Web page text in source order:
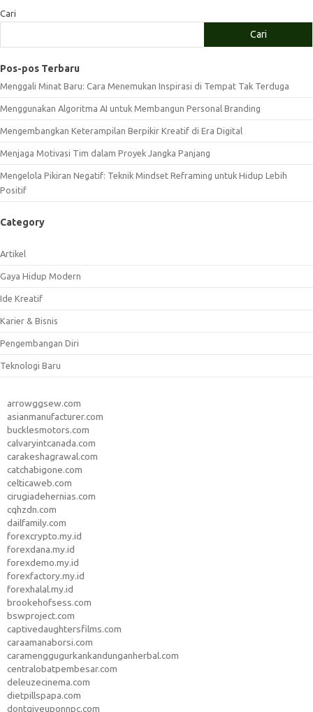
Cari
Cari
Pos-pos Terbaru
Menggali Minat Baru: Cara Menemukan Inspirasi di Tempat Tak Terduga
Menggunakan Algoritma AI untuk Membangun Personal Branding
Mengembangkan Keterampilan Berpikir Kreatif di Era Digital
Menjaga Motivasi Tim dalam Proyek Jangka Panjang
Mengelola Pikiran Negatif: Teknik Mindset Reframing untuk Hidup Lebih
Positif
Category
Artikel
Gaya Hidup Modern
Ide Kreatif
Karier & Bisnis
Pengembangan Diri
Teknologi Baru
arrowggsew.com
asianmanufacturer.com
bucklesmotors.com
calvaryintcanada.com
carakeshagrawal.com
catchabigone.com
celticaweb.com
cirugiadehernias.com
cqhzdn.com
dailfamily.com
forexcrypto.my.id
forexdana.my.id
forexdemo.my.id
forexfactory.my.id
forexhalal.my.id
brookehofsess.com
bswproject.com
captivedaughtersfilms.com
caraamanaborsi.com
caramenggugurkankandunganherbal.com
centralobatpembesar.com
deleuzecinema.com
dietpillspapa.com
dontgiveuponnpc.com